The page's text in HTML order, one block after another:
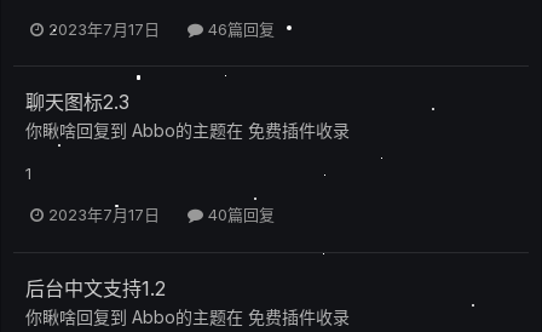
2023年7月17日 46篇回复
聊天图标2.3
你瞅啥回复到 Abbo的主题在 免费插件收录
1
2023年7月17日 40篇回复
后台中文支持1.2
你瞅啥回复到 Abbo的主题在 免费插件收录